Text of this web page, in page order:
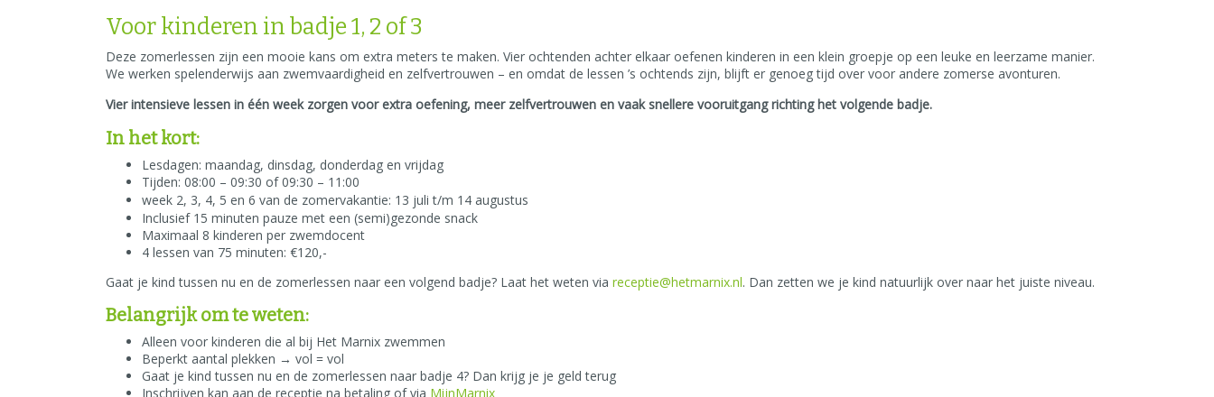
Voor kinderen in badje 1, 2 of 3
Deze zomerlessen zijn een mooie kans om extra meters te maken. Vier ochtenden achter elkaar oefenen kinderen in een klein groepje op een leuke en leerzame manier.
We werken spelenderwijs aan zwemvaardigheid en zelfvertrouwen – en omdat de lessen ’s ochtends zijn, blijft er genoeg tijd over voor andere zomerse avonturen.
Vier intensieve lessen in één week zorgen voor extra oefening, meer zelfvertrouwen en vaak snellere vooruitgang richting het volgende badje.
In het kort:
Lesdagen: maandag, dinsdag, donderdag en vrijdag
Tijden: 08:00 – 09:30 of 09:30 – 11:00
week 2, 3, 4, 5 en 6 van de zomervakantie: 13 juli t/m 14 augustus
Inclusief 15 minuten pauze met een (semi)gezonde snack
Maximaal 8 kinderen per zwemdocent
4 lessen van 75 minuten: €120,-
Gaat je kind tussen nu en de zomerlessen naar een volgend badje? Laat het weten via receptie@hetmarnix.nl. Dan zetten we je kind natuurlijk over naar het juiste niveau.
Belangrijk om te weten:
Alleen voor kinderen die al bij Het Marnix zwemmen
Beperkt aantal plekken → vol = vol
Gaat je kind tussen nu en de zomerlessen naar badje 4? Dan krijg je je geld terug
Inschrijven kan aan de receptie na betaling of via MijnMarnix